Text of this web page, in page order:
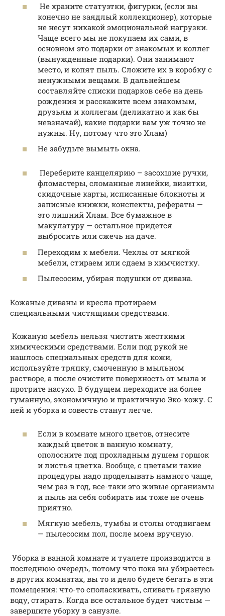
Не храните статуэтки, фигурки, (если вы
конечно не заядлый коллекционер), которые
не несут никакой эмоциональной нагрузки.
Чаще всего мы не покупаем их сами, в
основном это подарки от знакомых и коллег
(вынужденные подарки). Они занимают
место, и копят пыль. Сложите их в коробку с
ненужными вещами. В дальнейшем
составляйте списки подарков себе на день
рождения и расскажите всем знакомым,
друзьям и коллегам (деликатно и как бы
невзначай), какие подарки вам уж точно не
нужны. Ну, потому что это Хлам)
Не забудьте вымыть окна.
Переберите канцелярию – засохшие ручки,
фломастеры, сломанные линейки, визитки,
скидочные карты, исписанные блокноты и
записные книжки, конспекты, рефераты —
это лишний Хлам. Все бумажное в
макулатуру — остальное придется
выбросить или сжечь на даче.
Переходим к мебели. Чехлы от мягкой
мебели, стираем или сдаем в химчистку.
Пылесосим, убирая подушки от дивана.
Кожаные диваны и кресла протираем
специальными чистящими средствами.
️ Кожаную мебель нельзя чистить жесткими
химическими средствами. Если под рукой не
нашлось специальных средств для кожи,
используйте тряпку, смоченную в мыльном
растворе, а после очистите поверхность от мыла и
протрите насухо. В будущем переходите на более
гуманную, экономичную и практичную Эко-кожу. С
ней и уборка и совесть станут легче.
Если в комнате много цветов, отнесите
каждый цветок в ванную комнату,
ополосните под прохладным душем горшок
и листья цветка. Вообще, с цветами такие
процедуры надо проделывать намного чаще,
чем раз в год, все-таки это живые организмы
и пыль на себя собирать им тоже не очень
приятно.
Мягкую мебель, тумбы и столы отодвигаем
— пылесосим пол, после моем вручную.
Уборка в ванной комнате и туалете производится в
последнюю очередь, потому что пока вы убираетесь
в других комнатах, вы то и дело будете бегать в эти
помещения: что-то споласкивать, сливать грязную
воду, стирать. Когда все остальное будет чистым —
завершите уборку в санузле.